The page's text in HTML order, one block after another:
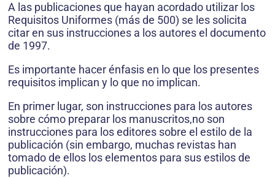
A las publicaciones que hayan acordado utilizar los
Requisitos Uniformes (más de 500) se les solicita
citar en sus instrucciones a los autores el documento
de 1997.
Es importante hacer énfasis en lo que los presentes
requisitos implican y lo que no implican.
En primer lugar, son instrucciones para los autores
sobre cómo preparar los manuscritos,no son
instrucciones para los editores sobre el estilo de la
publicación (sin embargo, muchas revistas han
tomado de ellos los elementos para sus estilos de
publicación).